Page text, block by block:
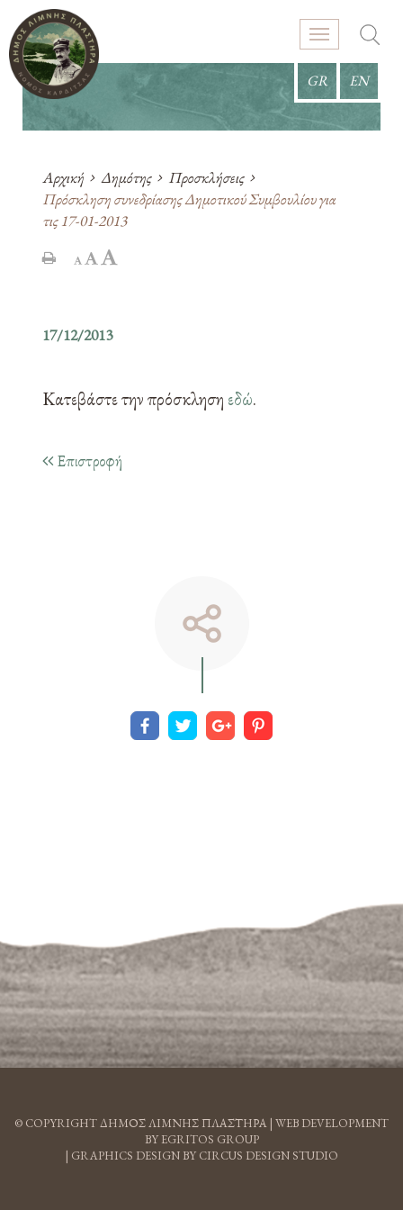
GR EN
Αρχική Δημότης
Προσκλήσεις
Πρόσκληση συνεδρίασης Δημοτικού Συμβουλίου για
τις 17-01-2013
17/12/2013
Κατεβάστε την πρόσκληση εδώ.
Επιστροφή
© COPYRIGHT ΔΗΜΟΣ ΛΙΜΝΗΣ ΠΛΑΣΤΗΡΑ | WEB DEVELOPMENT
BY EGRITOS GROUP
| GRAPHICS DESIGN BY CIRCUS DESIGN STUDIO